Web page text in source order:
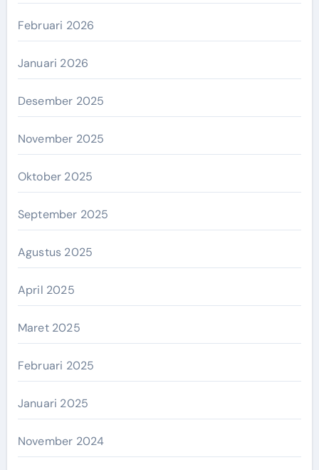
Februari 2026
Januari 2026
Desember 2025
November 2025
Oktober 2025
September 2025
Agustus 2025
April 2025
Maret 2025
Februari 2025
Januari 2025
November 2024